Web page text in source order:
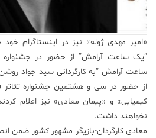
«امیر مهدی ژوله» نیز در اینستاگرام
ساعت آرامش “به کارگردانی سید جواد
از حضور در سی و هشتمین جشنواره
کیمیایی» و «پیمان معادی» نیز اعلام
نخواهند داشت.
معادی کارگردان-بازیگر مشهور کشور ضمن